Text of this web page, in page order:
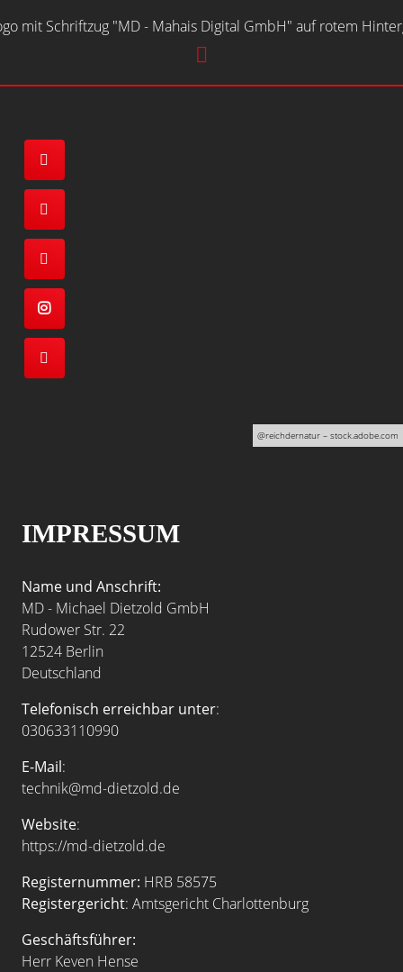
@reichdernatur – stock.adobe.com
IMPRESSUM
Name und Anschrift:
MD - Michael Dietzold GmbH
Rudower Str. 22
12524 Berlin
Deutschland
Telefonisch erreichbar unter:
030633110990
E-Mail:
technik@md-dietzold.de
Website:
https://md-dietzold.de
Registernummer: HRB 58575
Registergericht: Amtsgericht Charlottenburg
Geschäftsführer:
Herr Keven Hense